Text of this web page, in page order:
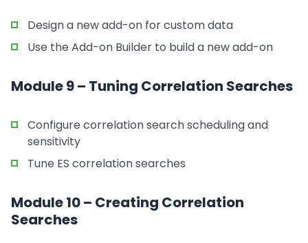
Design a new add-on for custom data
Use the Add-on Builder to build a new add-on
Module 9 – Tuning Correlation Searches
Configure correlation search scheduling and
sensitivity
Tune ES correlation searches
Module 10 – Creating Correlation
Searches